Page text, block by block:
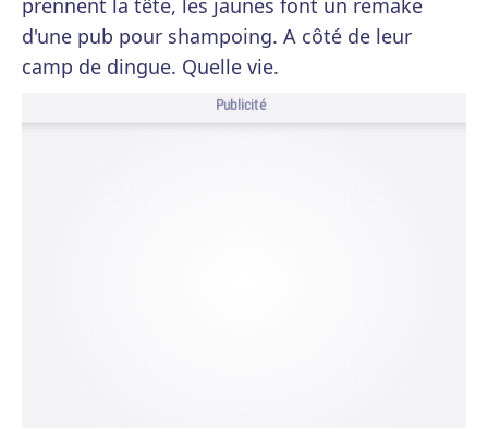
prennent la tête, les jaunes font un remake
d'une pub pour shampoing. A côté de leur
camp de dingue. Quelle vie.
Publicité